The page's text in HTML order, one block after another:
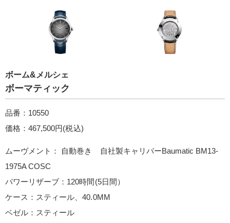
ボーム&メルシェ
ボーマティック
品番：10550
価格：467,500円(税込)
ムーヴメント： 自動巻き 自社製キャリバーBaumatic BM13-
1975A COSC
パワーリザーブ：120時間(5日間）
ケース：スティール、40.0MM
ベゼル：スティール